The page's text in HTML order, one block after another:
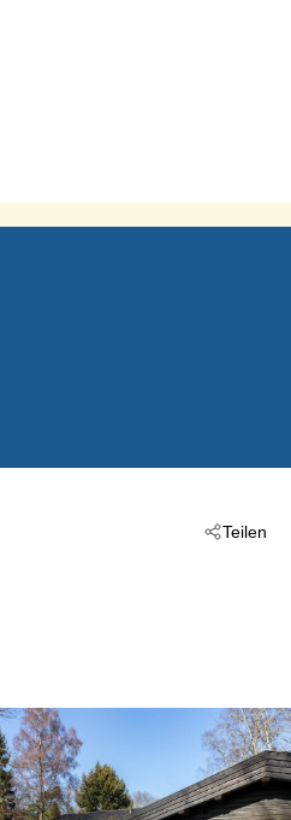
Teilen